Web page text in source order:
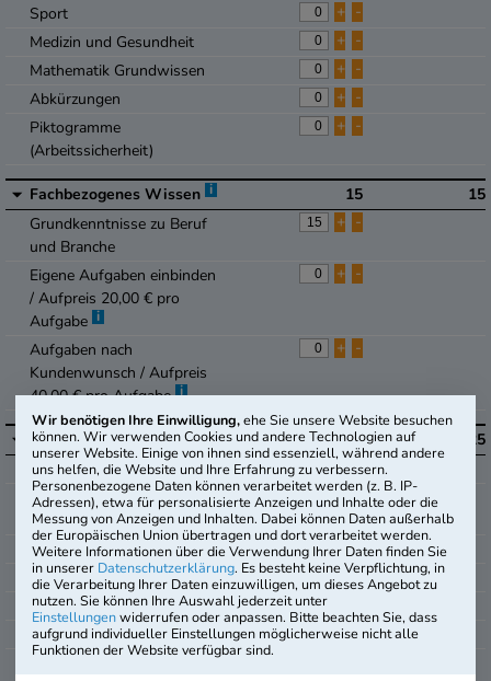
Wir benötigen Ihre Einwilligung,ehe Sie unsere Website besuchen
können. Wir verwenden Cookies und andere Technologien auf
unserer Website. Einige von ihnen sind essenziell, während andere
uns helfen, die Website und Ihre Erfahrung zu verbessern.
Personenbezogene Daten können verarbeitet werden (z. B. IP-
Adressen), etwa für personalisierte Anzeigen und Inhalte oder die
Messung von Anzeigen und Inhalten. Dabei können Daten außerhalb
der Europäischen Union übertragen und dort verarbeitet werden.
Weitere Informationen über die Verwendung Ihrer Daten finden Sie
in unserer Datenschutzerklärung. Es besteht keine Verpflichtung, in
die Verarbeitung Ihrer Daten einzuwilligen, um dieses Angebot zu
nutzen. Sie können Ihre Auswahl jederzeit unter
Einstellungenwiderrufen oder anpassen. Bitte beachten Sie, dass
aufgrund individueller Einstellungen möglicherweise nicht alle
Funktionen der Website verfügbar sind.
Sport
+ -
Medizin und Gesundheit
+ -
Mathematik Grundwissen
+ -
Abkürzungen
+ -
Piktogramme
(Arbeitssicherheit)
+ -
Fachbezogenes Wissen i 15
15
Grundkenntnisse zu Beruf
und Branche
+ -
Eigene Aufgaben einbinden
/ Aufpreis 20,00 € pro
Aufgabe i
+ -
Aufgaben nach
Kundenwunsch / Aufpreis
40,00 € pro Aufgabe i
+ -
Mathematik i 25
25
Grundrechenarten
+ -
Umrechnung von Maßen u.
Einheiten
+ -
Prozentrechnung +
-
Zinsrechnung
+
-
Gemischte Textaufgaben
Textaufgaben mit Dreisatz
+ -